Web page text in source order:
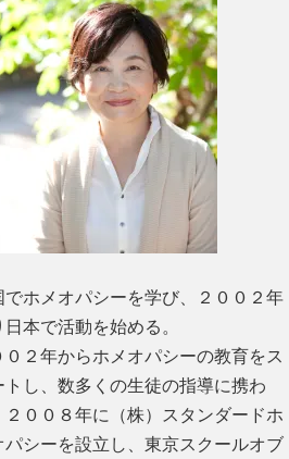
でホメオパシーを学び、２００２年
日本で活動を始める。
０２年からホメオパシーの教育をス
トし、数多くの生徒の指導に携わ
２００８年に（株）スタンダードホ
パシーを設立し、東京スクールオブ